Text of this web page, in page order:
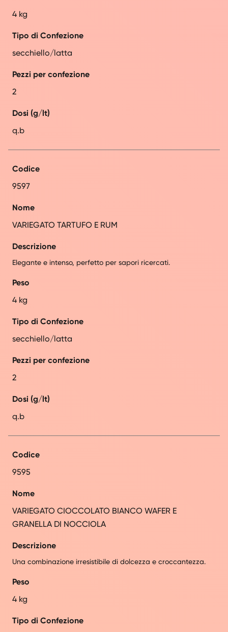
4 kg
Tipo di Confezione
secchiello/latta
Pezzi per confezione
2
Dosi (g/lt)
q.b
Codice
9597
Nome
VARIEGATO TARTUFO E RUM
Descrizione
Elegante e intenso, perfetto per sapori ricercati.
Peso
4 kg
Tipo di Confezione
secchiello/latta
Pezzi per confezione
2
Dosi (g/lt)
q.b
Codice
9595
Nome
VARIEGATO CIOCCOLATO BIANCO WAFER E
GRANELLA DI NOCCIOLA
Descrizione
Una combinazione irresistibile di dolcezza e croccantezza.
Peso
4 kg
Tipo di Confezione